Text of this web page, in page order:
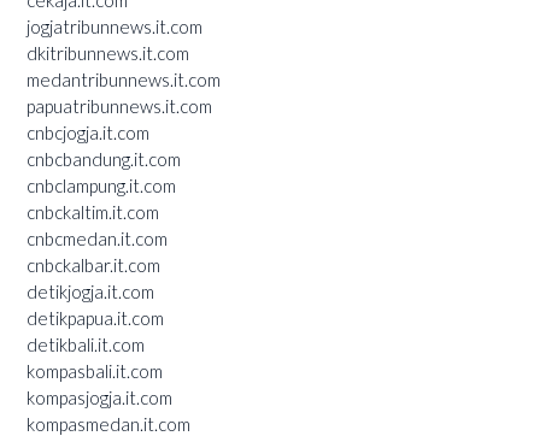
jogjatribunnews.it.com
dkitribunnews.it.com
medantribunnews.it.com
papuatribunnews.it.com
cnbcjogja.it.com
cnbcbandung.it.com
cnbclampung.it.com
cnbckaltim.it.com
cnbcmedan.it.com
cnbckalbar.it.com
detikjogja.it.com
detikpapua.it.com
detikbali.it.com
kompasbali.it.com
kompasjogja.it.com
kompasmedan.it.com